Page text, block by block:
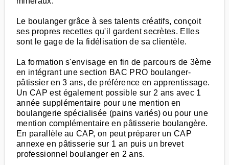
Le boulanger grâce à ses talents créatifs, conçoit
ses propres recettes qu'il gardent secrètes. Elles
sont le gage de la fidélisation de sa clientèle.
La formation s'envisage en fin de parcours de 3ème
en intégrant une section BAC PRO boulanger-
pâtissier en 3 ans, de préférence en apprentissage.
Un CAP est également possible sur 2 ans avec 1
année supplémentaire pour une mention en
boulangerie spécialisée (pains variés) ou pour une
mention complémentaire en pâtisserie boulangère.
En parallèle au CAP, on peut préparer un CAP
annexe en pâtisserie sur 1 an puis un brevet
professionnel boulanger en 2 ans.